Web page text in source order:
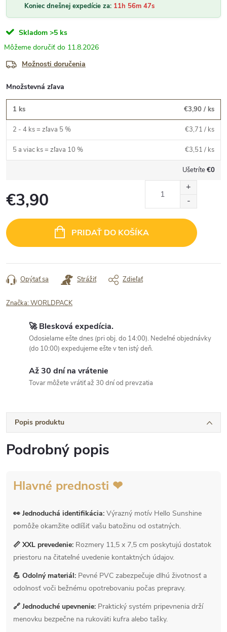
Koniec dnešnej expedície za: 11h 56m 47s
Skladom >5 ks
11.8.2026
Možnosti doručenia
Množstevná zľava
1 ks €3,90 / ks
2 - 4 ks = zľava 5 % €3,71 / ks
5 a viac ks = zľava 10 % €3,51 / ks
Ušetríte€0
€3,90
cena:
PRIDAŤ DO KOŠÍKA
Opýtať sa Strážiť Zdieľať
Značka:WORLDPACK
🚀 Blesková expedícia.
Odosielame ešte dnes (pri obj. do 14:00). Nedeľné objednávky
(do 10:00) expedujeme ešte v ten istý deň.
Až 30 dní na vrátenie
Tovar môžete vrátiť až 30 dní od prevzatia
Popis produktu
Podrobný popis
Hlavné prednosti ❤
👀 Jednoduchá identifikácia: Výrazný motív Hello Sunshine
pomôže okamžite odlíšiť vašu batožinu od ostatných.
📏 XXL prevedenie: Rozmery 11,5 x 7,5 cm poskytujú dostatok
priestoru na čitateľné uvedenie kontaktných údajov.
💪 Odolný materiál: Pevné PVC zabezpečuje dlhú životnosť a
odolnosť voči bežnému opotrebovaniu počas prepravy.
🔗 Jednoduché upevnenie: Praktický systém pripevnenia drží
menovku bezpečne na rukoväti kufra alebo tašky.